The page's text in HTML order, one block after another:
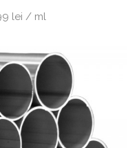
lei / ml